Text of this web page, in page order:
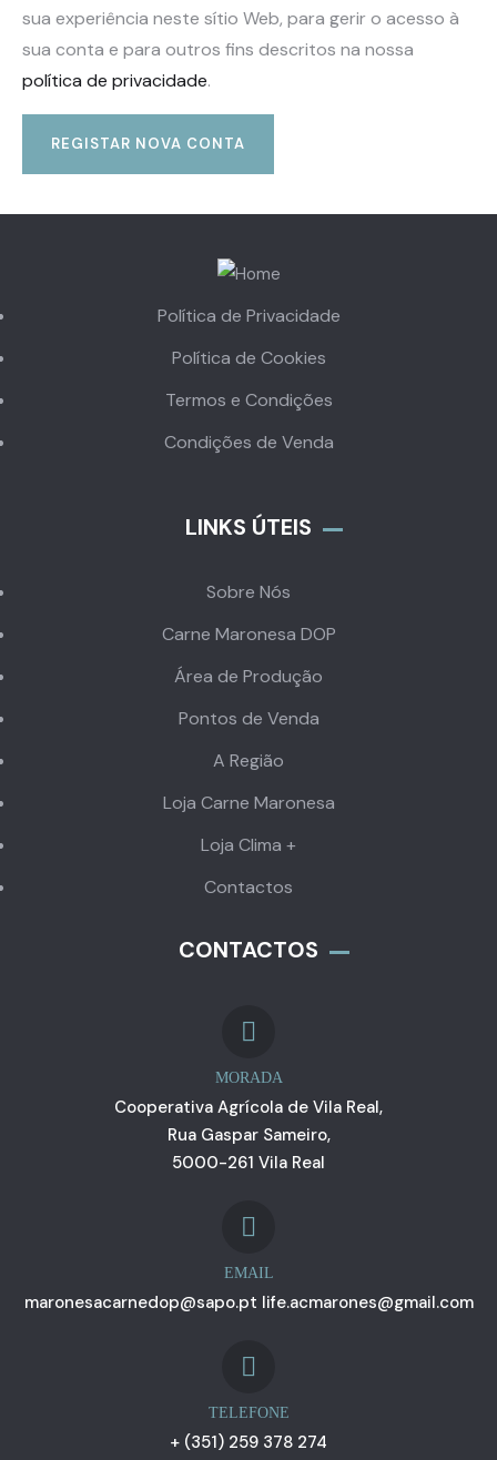
sua experiência neste sítio Web, para gerir o acesso à
sua conta e para outros fins descritos na nossa
política de privacidade.
REGISTAR NOVA CONTA
Política de Privacidade
Política de Cookies
Termos e Condições
Condições de Venda
LINKS ÚTEIS
Sobre Nós
Carne Maronesa DOP
Área de Produção
Pontos de Venda
A Região
Loja Carne Maronesa
Loja Clima +
Contactos
CONTACTOS
MORADA
Cooperativa Agrícola de Vila Real,
Rua Gaspar Sameiro,
5000-261 Vila Real
EMAIL
maronesacarnedop@sapo.pt life.acmarones@gmail.com
TELEFONE
+ (351) 259 378 274